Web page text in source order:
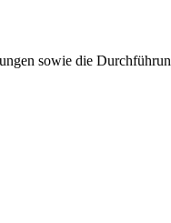
sowie die